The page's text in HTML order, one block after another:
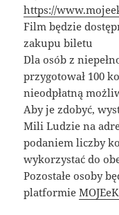
https://
Film będzie
zakupu biletu
Dla osób z
przygotował 100
nieodpłatną
Aby je zdobyć,
Mili Ludzie na
podaniem liczby
wykorzystać do
Pozostałe osoby
platformie